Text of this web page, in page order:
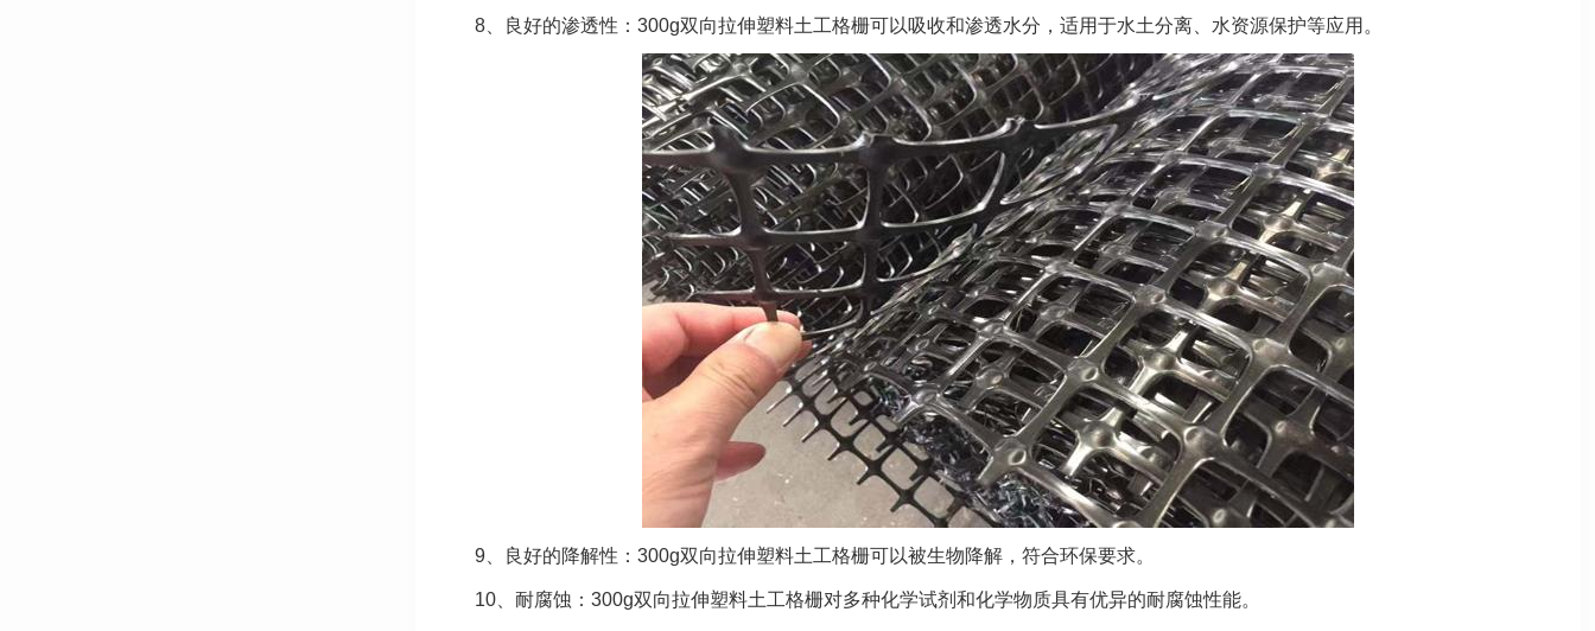
8、良好的渗透性：300g双向拉伸塑料土工格栅可以吸收和渗透水分，适用于水土分离、水资源保护等应用。
9、良好的降解性：300g双向拉伸塑料土工格栅可以被生物降解，符合环保要求。
10、耐腐蚀：300g双向拉伸塑料土工格栅对多种化学试剂和化学物质具有优异的耐腐蚀性能。